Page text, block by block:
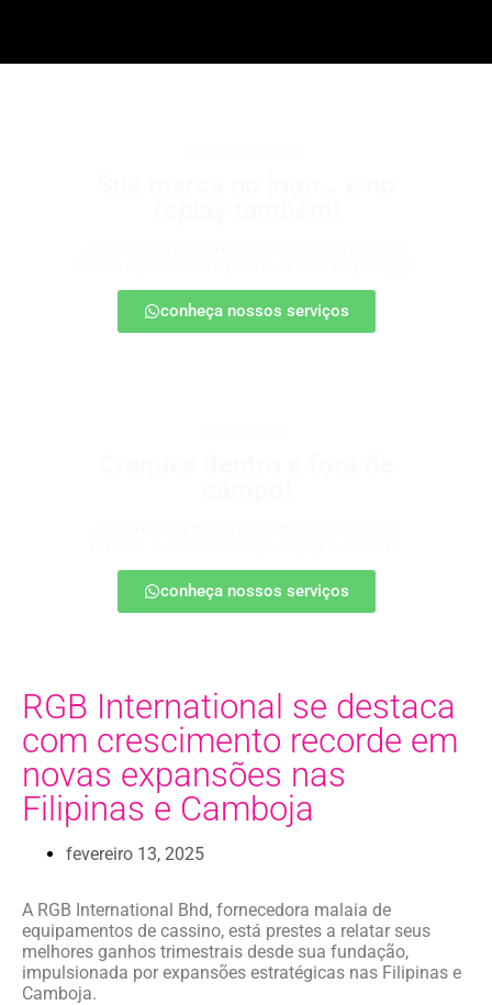
conheça nossos serviços
conheça nossos serviços
RGB International se destaca
com crescimento recorde em
novas expansões nas
Filipinas e Camboja
fevereiro 13, 2025
A RGB International Bhd, fornecedora malaia de
equipamentos de cassino, está prestes a relatar seus
melhores ganhos trimestrais desde sua fundação,
impulsionada por expansões estratégicas nas Filipinas e
Camboja.